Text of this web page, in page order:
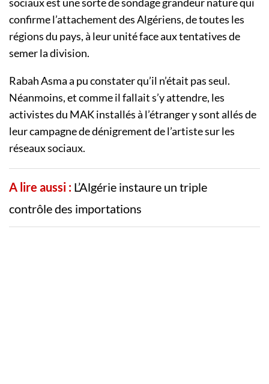
confirme l’attachement des Algériens, de toutes les
régions du pays, à leur unité face aux tentatives de
semer la division.
Rabah Asma a pu constater qu’il n’était pas seul.
Néanmoins, et comme il fallait s’y attendre, les
activistes du MAK installés à l’étranger y sont allés de
leur campagne de dénigrement de l’artiste sur les
réseaux sociaux.
A lire aussi : L’Algérie instaure un triple
contrôle des importations